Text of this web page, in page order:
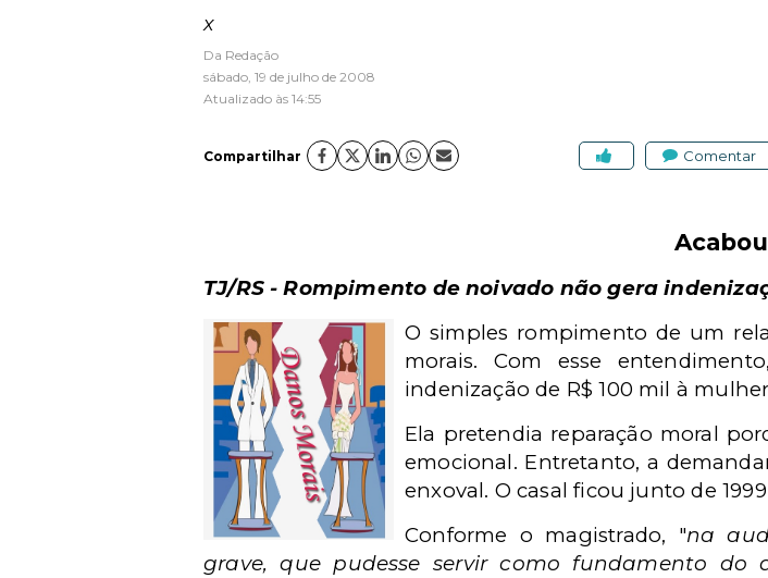
x
Da Redação
sábado, 19 de julho de 2008
Atualizado às 14:55
Compartilhar Comentar
TJ/RS - Rompimento de noivado não gera
O simples rompimento de um
morais. Com esse
indenização de R$ 100 mil à
Ela pretendia reparação moral
emocional. Entretanto, a
enxoval. O casal ficou junto de
Conforme o magistrado, "na
grave, que pudesse servir como fundamento do